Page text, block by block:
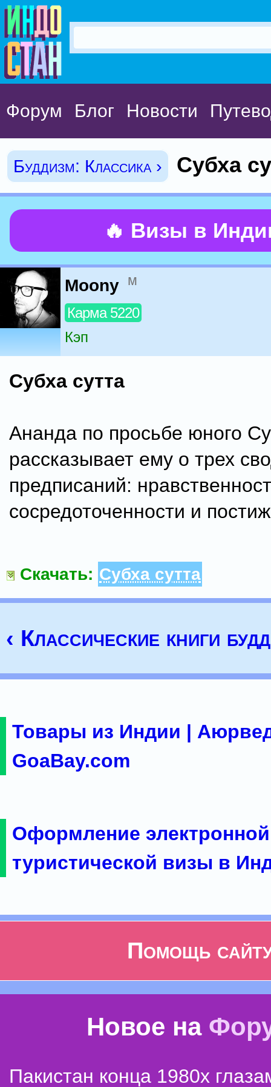
Форум Блог Новости
Буддизм: Классика › Субха
🔥 Визы в
Moony м
Карма 5220
Кэп
Субха сутта
Ананда по просьбе юного
рассказывает ему о трех
предписаний:
сосредоточенности и
Скачать: Субха сутта
‹ Классические книги
Товары из Индии |
GoaBay.com
Оформление электронной
туристической визы в
Помощь
Новое на
Пакистан конца 1980х